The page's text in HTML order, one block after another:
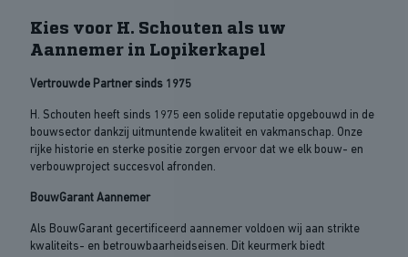
Kies voor H. Schouten als uw
Aannemer in Lopikerkapel
Vertrouwde Partner sinds 1975
H. Schouten heeft sinds 1975 een solide reputatie opgebouwd in de
bouwsector dankzij uitmuntende kwaliteit en vakmanschap. Onze
rijke historie en sterke positie zorgen ervoor dat we elk bouw- en
verbouwproject succesvol afronden.
BouwGarant Aannemer
Als BouwGarant gecertificeerd aannemer voldoen wij aan strikte
kwaliteits- en betrouwbaarheidseisen. Dit keurmerk biedt